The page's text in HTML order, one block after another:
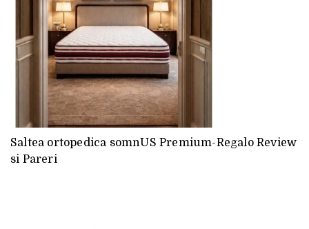
Saltea ortopedica somnUS Premium-Regalo Review
si Pareri